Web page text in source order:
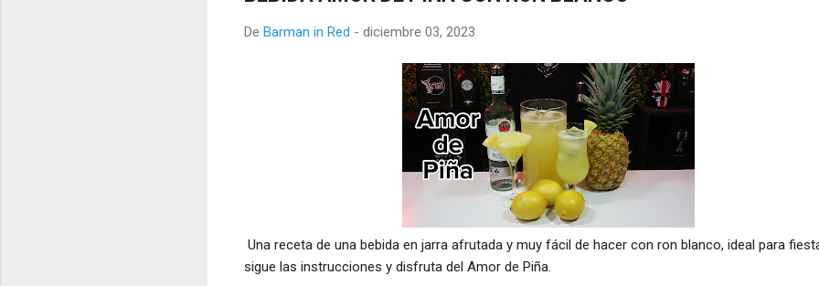
De Barman in Red - diciembre 03, 2023
Una receta de una bebida en jarra afrutada y muy fácil de hacer con ron blanco, ideal para
sigue las instrucciones y disfruta del Amor de Piña.